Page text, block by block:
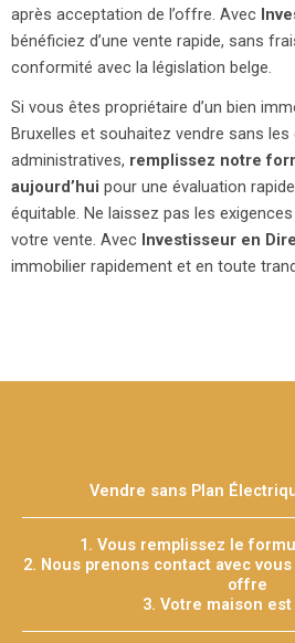
après acceptation de l’offre. Avec
bénéficiez d’une vente rapide, sans
conformité avec la législation belge.
Si vous êtes propriétaire d’un bien
Bruxelles et souhaitez vendre sans
administratives, remplissez notre
aujourd’hui pour une évaluation
équitable. Ne laissez pas les
votre vente. Avec Investisseur en
immobilier rapidement et en toute
Vendre sans Plan
1. Vous remplissez le
2. Nous prenons contact avec
offre
3. Votre maison